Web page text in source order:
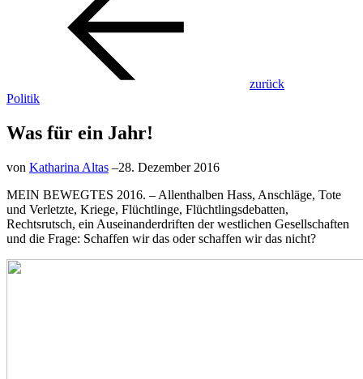
zurück
Politik
Was für ein Jahr!
von Katharina Altas –28. Dezember 2016
MEIN BEWEGTES 2016. – Allenthalben Hass, Anschläge, Tote
und Verletzte, Kriege, Flüchtlinge, Flüchtlingsdebatten,
Rechtsrutsch, ein Auseinanderdriften der westlichen Gesellschaften
und die Frage: Schaffen wir das oder schaffen wir das nicht?